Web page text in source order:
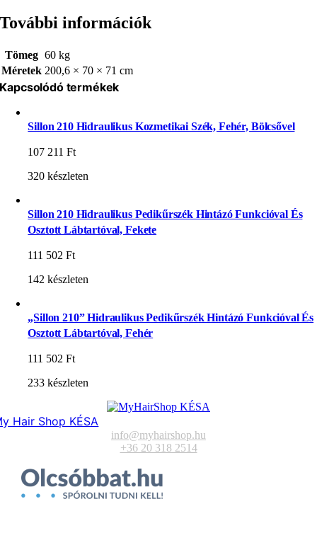
További információk
Tömeg 60 kg
Méretek 200,6 × 70 × 71 cm
Kapcsolódó termékek
Sillon 210 Hidraulikus Kozmetikai Szék, Fehér, Bölcsővel
107 211Ft
320 készleten
Sillon 210 Hidraulikus Pedikűrszék Hintázó Funkcióval És
Osztott Lábtartóval, Fekete
111 502Ft
142 készleten
„Sillon 210” Hidraulikus Pedikűrszék Hintázó Funkcióval És
Osztott Lábtartóval, Fehér
111 502Ft
233 készleten
Hair Shop KÉSA
info@myhairshop.hu
+36 20 318 2514